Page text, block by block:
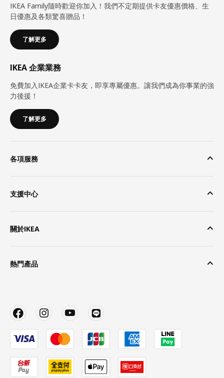
IKEA Family隨時歡迎你加入！我們不定期提供卡友優惠價格、生
日優惠及各類驚喜贈品！
了解更多
IKEA 企業業務
免費加入IKEA企業卡卡友，即享專屬優惠。讓我們成為你事業的強
力後援！
了解更多
各項服務
支援中心
關於IKEA
熱門產品